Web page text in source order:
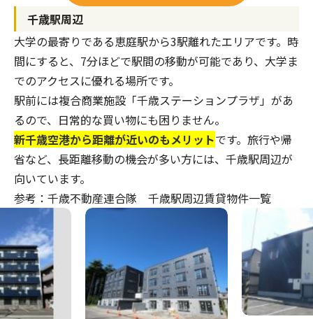
千歳駅周辺
大学の最寄りである恵庭駅から3駅離れたエリアです。時
間にすると、7分ほどで駅間の移動が可能であり、大学ま
でのアクセスに優れる場所です。
駅前には複合商業施設「千歳ステーションプラザ」があ
るので、日常的な買い物にも困りません。
新千歳空港から距離が近いのもメリットです。旅行や帰
省など、長距離移動の機会が多い方には、千歳駅周辺が
向いています。
参考：千歳不動産連合隊 千歳駅周辺賃貸物件一覧